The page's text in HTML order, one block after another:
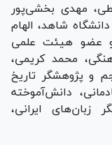
مهدی بخشی‌پور
شاهد، الهام
و عضو هیئت علمی
محمد کریمی،
و پژوهشگر تاریخ
دانش‌آموخته
زبان‌های ایرانی،